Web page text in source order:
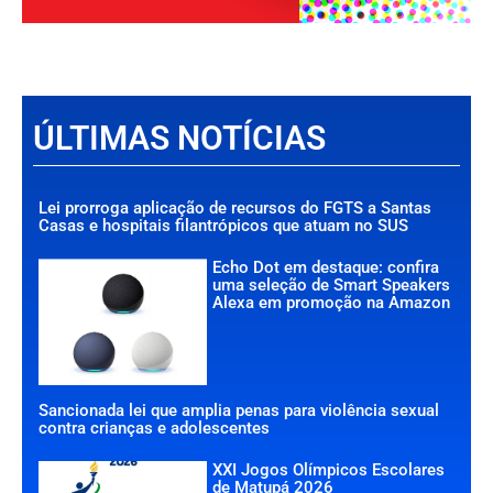
ÚLTIMAS NOTÍCIAS
Lei prorroga aplicação de recursos do FGTS a Santas
Casas e hospitais filantrópicos que atuam no SUS
Echo Dot em destaque: confira
uma seleção de Smart Speakers
Alexa em promoção na Amazon
Sancionada lei que amplia penas para violência sexual
contra crianças e adolescentes
XXI Jogos Olímpicos Escolares
de Matupá 2026